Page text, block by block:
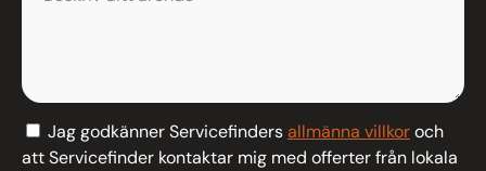
Jag godkänner Servicefindersallmänna villkoroch
att Servicefinder kontaktar mig med offerter från lokala